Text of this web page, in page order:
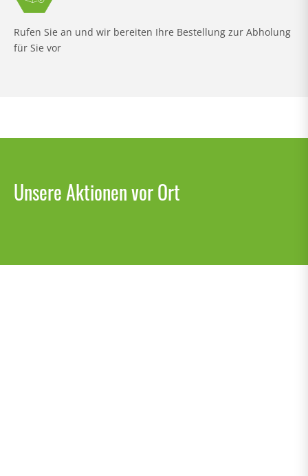
Rufen Sie an und wir bereiten Ihre Bestellung zur Abholung
für Sie vor
Unsere Aktionen vor Ort